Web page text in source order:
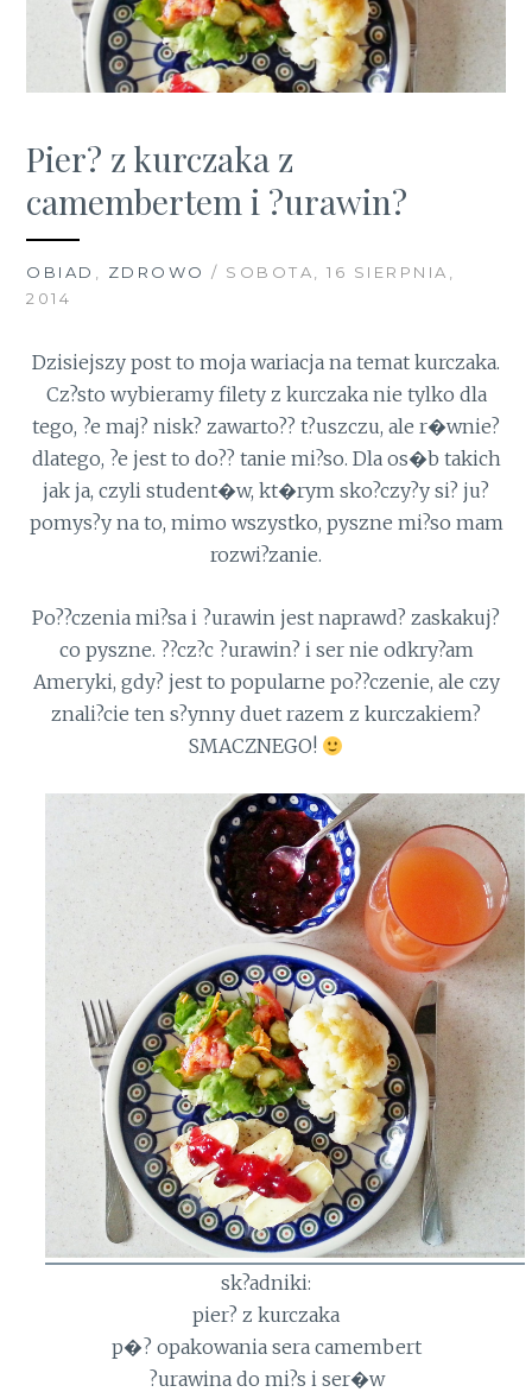
Pier? z kurczaka z
camembertem i ?urawin?
OBIAD , ZDROWO / SOBOTA, 16 SIERPNIA,
2014
Dzisiejszy post to moja wariacja na temat kurczaka.
Cz?sto wybieramy filety z kurczaka nie tylko dla
tego, ?e maj? nisk? zawarto?? t?uszczu, ale r�wnie?
dlatego, ?e jest to do?? tanie mi?so. Dla os�b takich
jak ja, czyli student�w, kt�rym sko?czy?y si? ju?
pomys?y na to, mimo wszystko, pyszne mi?so mam
rozwi?zanie.
Po??czenia mi?sa i ?urawin jest naprawd? zaskakuj?
co pyszne. ??cz?c ?urawin? i ser nie odkry?am
Ameryki, gdy? jest to popularne po??czenie, ale czy
znali?cie ten s?ynny duet razem z kurczakiem?
SMACZNEGO!
sk?adniki:
pier? z kurczaka
p�? opakowania sera camembert
?urawina do mi?s i ser�w